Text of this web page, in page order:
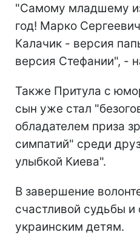
"Самому младшему
год! Марко
Калачик - версия
версия Стефании", -
Также Притула с
сын уже стал
обладателем приза
симпатий" среди
улыбкой Киева".
В завершение
счастливой судьбы и
украинским детям.